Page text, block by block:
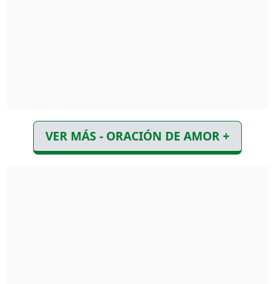
VER MÁS - ORACIÓN DE AMOR +